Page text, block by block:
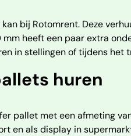
bij Rotomrent. Deze
mm heeft een paar extra
in stellingen of tijdens het
huren
pallet met een afmeting
en als display in